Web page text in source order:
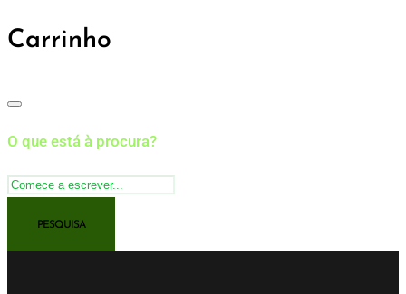
Carrinho
O que está à procura?